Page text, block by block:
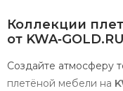
Коллекции
от KWA‑GOLD.RU
Создайте атмосферу
плетёной мебели на